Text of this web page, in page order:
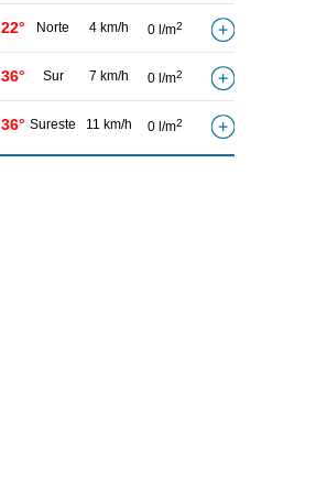
22° Norte 4 km/h 0 l/m2
36° Sur 7 km/h 0 l/m2
36° Sureste 11 km/h 0 l/m2